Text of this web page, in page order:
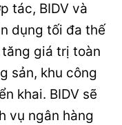
tác, BIDV và
dụng tối đa thế
giá trị toàn
sản, khu công
khai. BIDV sẽ
vụ ngân hàng